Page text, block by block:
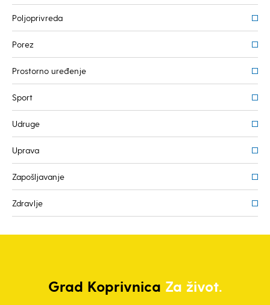
Poljoprivreda
Porez
Prostorno uređenje
Sport
Udruge
Uprava
Zapošljavanje
Zdravlje
Grad Koprivnica Za život.